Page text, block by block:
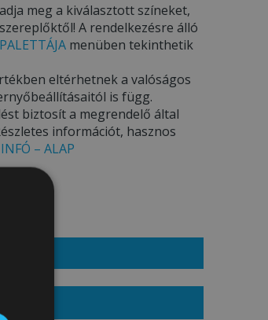
meg a kiválasztott színeket,
A rendelkezésre álló
menüben tekinthetik
eltérhetnek a valóságos
is függ.
biztosít a megrendelő által
információt, hasznos
INFÓ – ALAP
Ft